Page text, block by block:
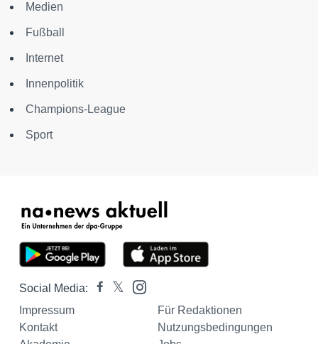
Medien
Fußball
Internet
Innenpolitik
Champions-League
Sport
Social Media:
Impressum
Für Redaktionen
Kontakt
Nutzungsbedingungen